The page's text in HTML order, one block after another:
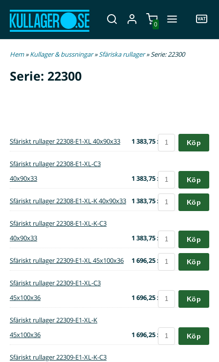
0
Hem»Kullager & bussningar»Sfäriska rullager» Serie: 22300
Serie: 22300
Sfäriskt rullager 22308-E1-XL 40x90x33 1 383,75 :- Köp
Sfäriskt rullager 22308-E1-XL-C3
40x90x33
1 383,75 :- Köp
Sfäriskt rullager 22308-E1-XL-K 40x90x33 1 383,75 :- Köp
Sfäriskt rullager 22308-E1-XL-K-C3
40x90x33
1 383,75 :- Köp
Sfäriskt rullager 22309-E1-XL 45x100x36 1 696,25 :- Köp
Sfäriskt rullager 22309-E1-XL-C3
45x100x36
1 696,25 :- Köp
Sfäriskt rullager 22309-E1-XL-K
45x100x36
1 696,25 :- Köp
Sfäriskt rullager 22309-E1-XL-K-C3